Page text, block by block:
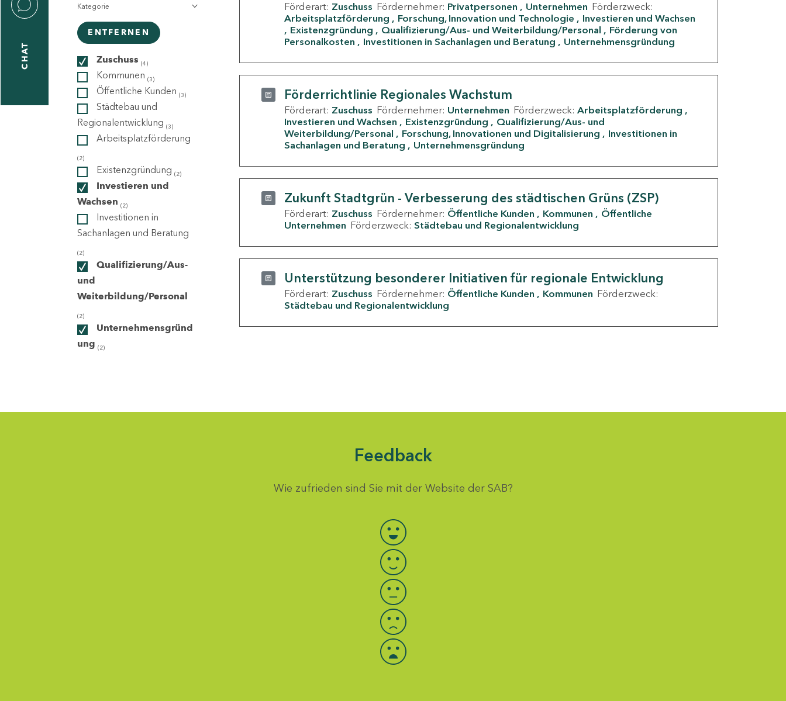
CHAT
Kategorie
ENTFERNEN
Zuschuss (4)
Kommunen (3)
Öffentliche Kunden (3)
Städtebau und
Regionalentwicklung (3)
Arbeitsplatzförderung
(2)
Existenzgründung (2)
Investieren und
Wachsen (2)
Investitionen in
Sachanlagen und Beratung
(2)
Qualifizierung/Aus-
und
Weiterbildung/Personal
(2)
Unternehmensgründ
ung (2)
Förderart: Zuschuss Fördernehmer: Privatpersonen Unternehmen Förderzweck:
Arbeitsplatzförderung
Forschung, Innovation und Technologie
Investieren und Wachsen
Existenzgründung
Qualifizierung/Aus- und Weiterbildung/Personal
Förderung von
Personalkosten
Investitionen in Sachanlagen und Beratung Unternehmensgründung
Förderrichtlinie Regionales Wachstum
Förderart: Zuschuss Fördernehmer: Unternehmen Förderzweck: Arbeitsplatzförderung
Investieren und Wachsen
Existenzgründung
Qualifizierung/Aus- und
Weiterbildung/Personal
Forschung, Innovationen und Digitalisierung
Investitionen in
Sachanlagen und Beratung
Unternehmensgründung
Zukunft Stadtgrün - Verbesserung des städtischen Grüns (ZSP)
Förderart: Zuschuss Fördernehmer: Öffentliche Kunden Kommunen
Öffentliche
Unternehmen Förderzweck: Städtebau und Regionalentwicklung
Unterstützung besonderer Initiativen für regionale Entwicklung
Förderart: Zuschuss Fördernehmer: Öffentliche Kunden Kommunen Förderzweck:
Städtebau und Regionalentwicklung
Feedback
Wie zufrieden sind Sie mit der Website der SAB?
Bewertung auswählen